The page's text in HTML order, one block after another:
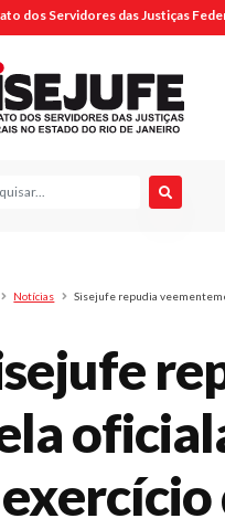
dos Servidores das Justiças
Notícias Sisejufe repudia